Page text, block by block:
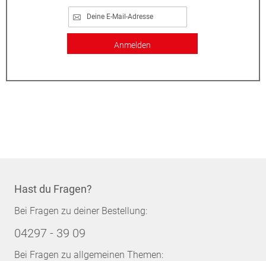
Anmelden
Hast du Fragen?
Bei Fragen zu deiner Bestellung:
04297 - 39 09
Bei Fragen zu allgemeinen Themen: